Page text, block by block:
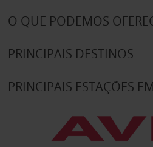
O QUE PODEMOS
PRINCIPAIS DESTINOS
PRINCIPAIS ESTAÇÕES